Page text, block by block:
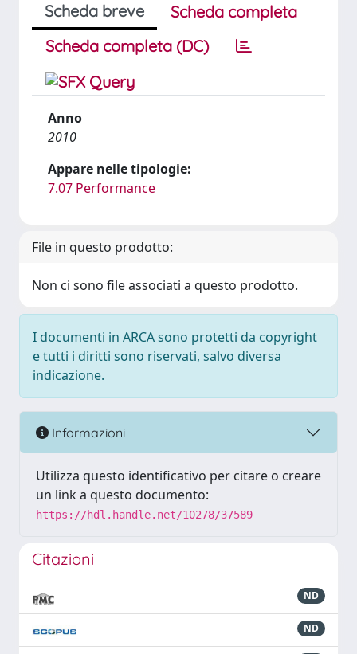
Scheda breve
Scheda completa
Scheda completa (DC)
Anno
2010
Appare nelle tipologie:
7.07 Performance
File in questo prodotto:
Non ci sono file associati a questo prodotto.
I documenti in ARCA sono protetti da copyright
e tutti i diritti sono riservati, salvo diversa
indicazione.
Informazioni
Utilizza questo identificativo per citare o creare
un link a questo documento:
https://hdl.handle.net/10278/37589
Citazioni
ND
ND